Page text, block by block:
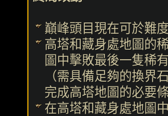
巔峰頭目現在可於難
高塔和藏身處地圖的
圖中擊敗最後一隻稀
（需具備足夠的換界
完成高塔地圖的必要
在高塔和藏身處地圖